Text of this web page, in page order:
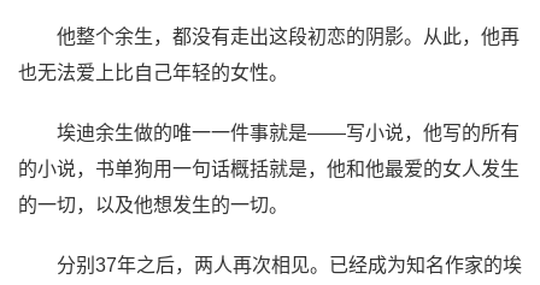
他整个余生，都没有走出这段初恋的阴影。从此，他再
也无法爱上比自己年轻的女性。
埃迪余生做的唯一一件事就是——写小说，他写的所有
的小说，书单狗用一句话概括就是，他和他最爱的女人发生
的一切，以及他想发生的一切。
分别37年之后，两人再次相见。已经成为知名作家的埃